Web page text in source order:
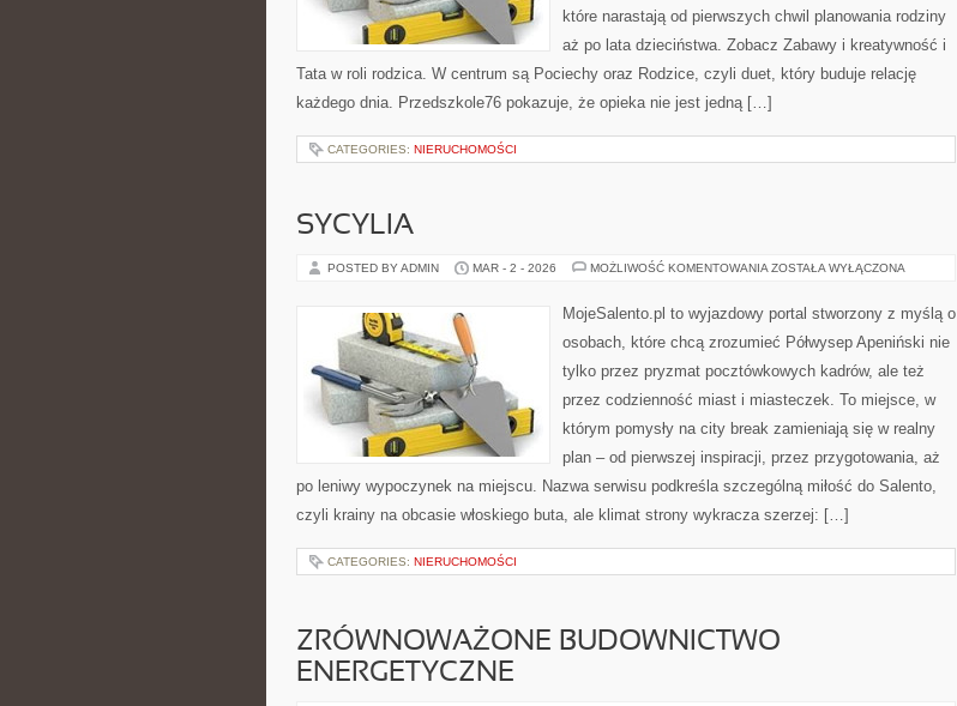
które narastają od pierwszych chwil planowania rodziny
aż po lata dzieciństwa. Zobacz Zabawy i kreatywność i
Tata w roli rodzica. W centrum są Pociechy oraz Rodzice, czyli duet, który buduje relację
każdego dnia. Przedszkole76 pokazuje, że opieka nie jest jedną […]
CATEGORIES: NIERUCHOMOŚCI
SYCYLIA
POSTED BY ADMIN MAR - 2 - 2026 MOŻLIWOŚĆ KOMENTOWANIA SYCYLIA
ZOSTAŁA WYŁĄCZONA
MojeSalento.pl to wyjazdowy portal stworzony z myślą o
osobach, które chcą zrozumieć Półwysep Apeniński nie
tylko przez pryzmat pocztówkowych kadrów, ale też
przez codzienność miast i miasteczek. To miejsce, w
którym pomysły na city break zamieniają się w realny
plan – od pierwszej inspiracji, przez przygotowania, aż
po leniwy wypoczynek na miejscu. Nazwa serwisu podkreśla szczególną miłość do Salento,
czyli krainy na obcasie włoskiego buta, ale klimat strony wykracza szerzej: […]
CATEGORIES: NIERUCHOMOŚCI
ZRÓWNOWAŻONE BUDOWNICTWO
ENERGETYCZNE